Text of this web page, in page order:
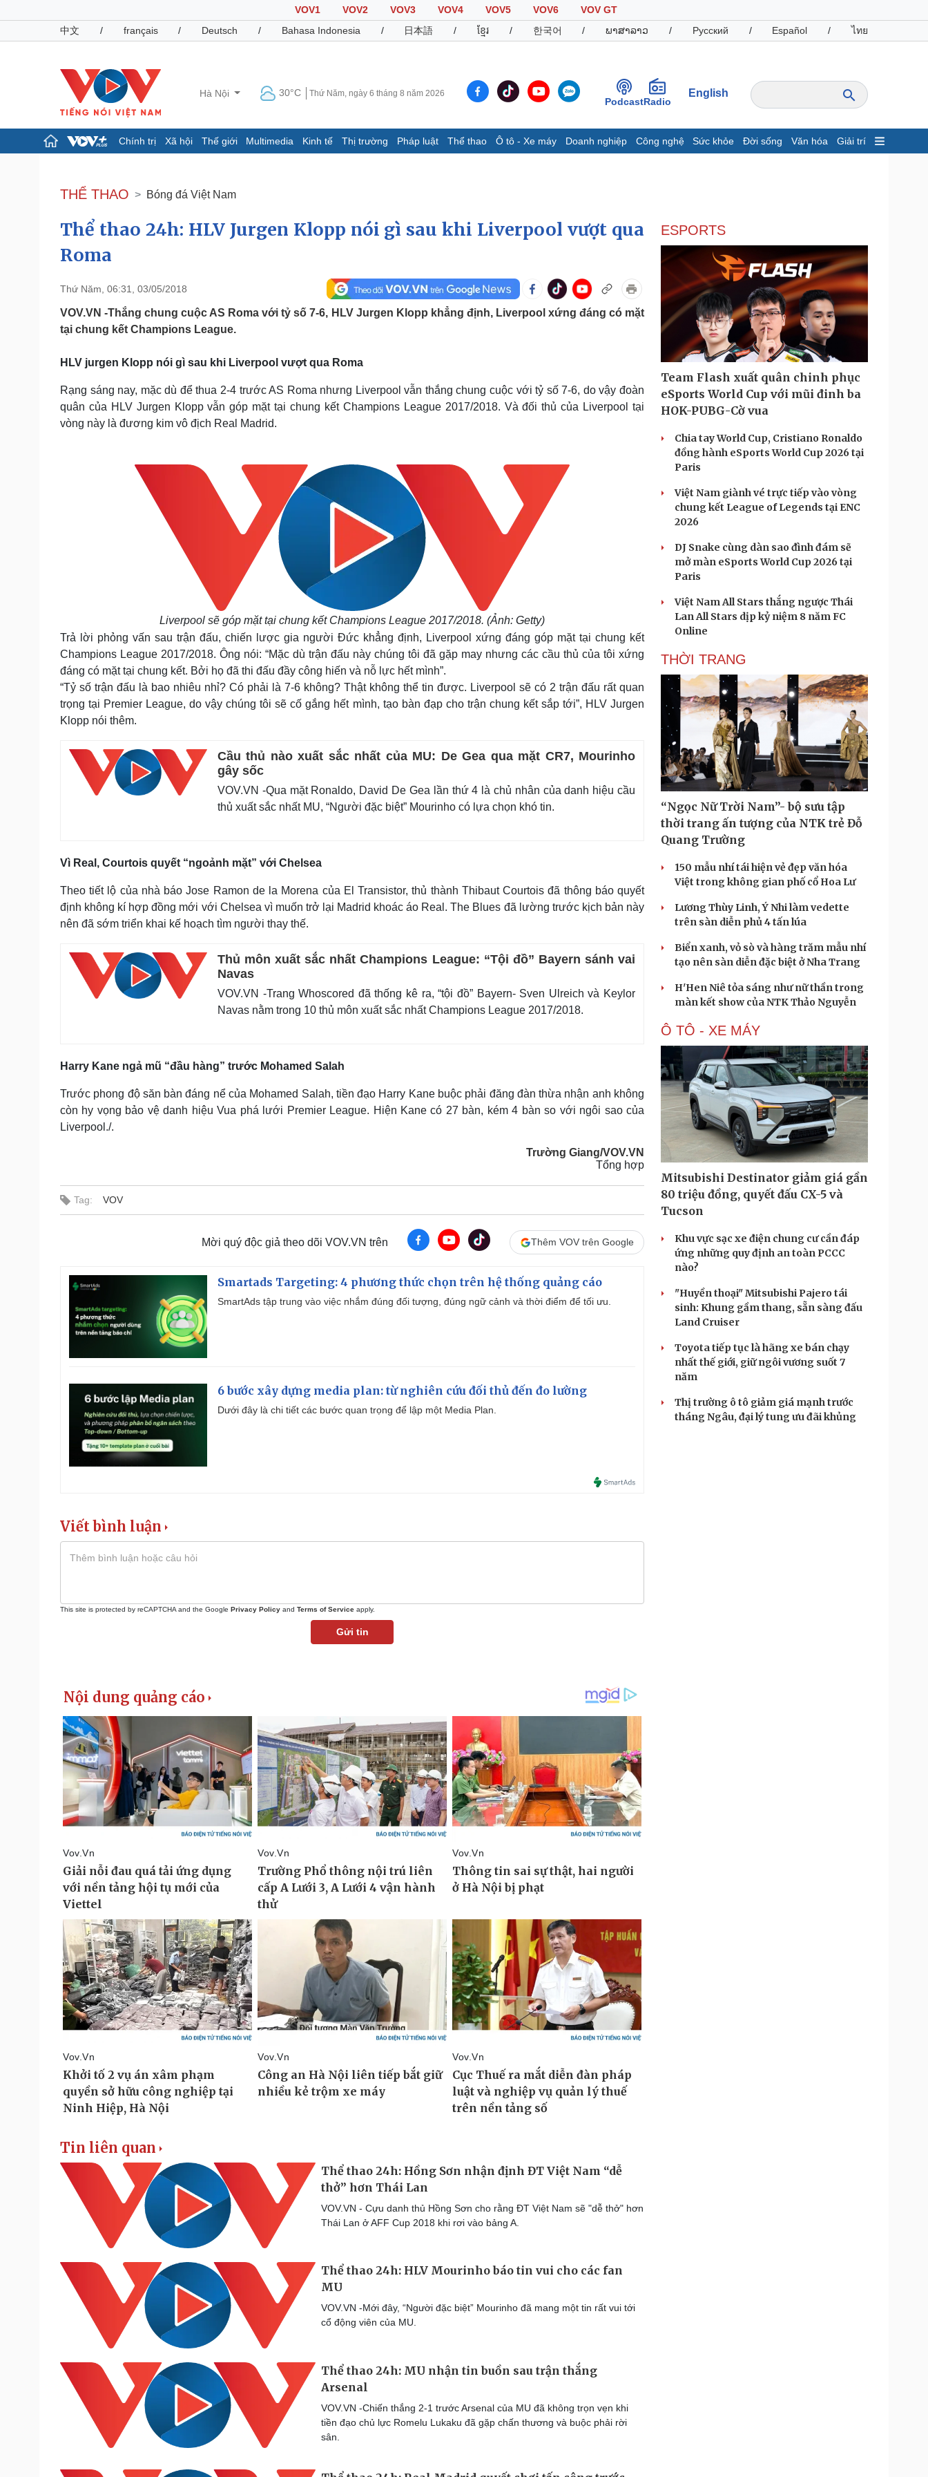
VOV1 VOV2 VOV3 VOV4 VOV5 VOV6
VOV GT
中文
/ français / Deutsch / Bahasa Indonesia / 日本語 / ខ្មែរ / 한국어 / ພາສາລາວ / Русский / Español / ไทย
Hà Nội 30°C Thứ Năm, ngày 6 tháng 8 năm 2026
PodcastRadio
English
Chính trị Xã hội Thế giới Multimedia Kinh tế Thị trường Pháp luật Thể thao Ô tô - Xe máy Doanh nghiệp Công nghệ Sức khỏe Đời sống Văn hóa Giải trí
Đảng
Tổ chức nhân sự
Quốc hội
Nhận diện sự thật
Tin 24h
Dự báo thời tiết
Dấu ấn VOV
Infographic
Giá cà phê
Pháp luật
Tin nóng
Tư vấn luật
Việt Nam
Phân tích
Thể thao
Bóng đá
Lịch thi đấu bóng đá
Hậu trường
Ô tô - Xe máy
Ô tô
Xe máy
Doanh nghiệp
Thông tin doanh nghiệp
Doanh nghiệp 24h
Doanh nhân
Công nghệ
Sành điệu
Tin Công nghệ
Trải nghiệm
Chuyển đổi số
Sức khỏe
Dinh dưỡng - món ngon
Cây thuốc
Sản phụ khoa
Làm đẹp - giảm cân
Phòng mạch online
Đời sống
Nhà đẹp
Blog
Văn hóa
Sân khấu - Điện ảnh
Giải trí
Nghệ sĩ
Du lịch
Tư vấn
Podcast
Câu chuyện thời sự
Đọc truyện đêm khuya
Cửa sổ tình yêu
Kể chuyện cho bé
Hạt giống tâm hồn
THỂ THAO Bóng đá Việt Nam
Thể thao 24h: HLV Jurgen Klopp nói gì sau khi Liverpool vượt qua
Roma
Thứ Năm, 06:31, 03/05/2018
VOV.VN -Thắng chung cuộc AS Roma với tỷ số 7-6, HLV Jurgen Klopp khẳng định, Liverpool xứng đáng có mặt
tại chung kết Champions League.
HLV jurgen Klopp nói gì sau khi Liverpool vượt qua Roma
Rạng sáng nay, mặc dù để thua 2-4 trước AS Roma nhưng Liverpool vẫn thắng chung cuộc với tỷ số 7-6, do vậy đoàn
quân của HLV Jurgen Klopp vẫn góp mặt tại chung kết Champions League 2017/2018. Và đối thủ của Liverpool tại
vòng này là đương kim vô địch Real Madrid.
Liverpool sẽ góp mặt tại chung kết Champions League 2017/2018. (Ảnh: Getty)
Trả lời phỏng vấn sau trận đấu, chiến lược gia người Đức khẳng định, Liverpool xứng đáng góp mặt tại chung kết
Champions League 2017/2018. Ông nói: “Mặc dù trận đấu này chúng tôi đã gặp may nhưng các cầu thủ của tôi xứng
đáng có mặt tại chung kết. Bởi họ đã thi đấu đầy công hiến và nỗ lực hết mình”.
“Tỷ số trận đấu là bao nhiêu nhỉ? Có phải là 7-6 không? Thật không thể tin được. Liverpool sẽ có 2 trận đấu rất quan
trọng tại Premier League, do vậy chúng tôi sẽ cố gắng hết mình, tạo bàn đạp cho trận chung kết sắp tới”, HLV Jurgen
Klopp nói thêm.
Cầu thủ nào xuất sắc nhất của MU: De Gea qua mặt CR7, Mourinho
gây sốc
VOV.VN -Qua mặt Ronaldo, David De Gea lần thứ 4 là chủ nhân của danh hiệu cầu
thủ xuất sắc nhất MU, “Người đặc biệt” Mourinho có lựa chọn khó tin.
Vì Real, Courtois quyết “ngoảnh mặt” với Chelsea
Theo tiết lộ của nhà báo Jose Ramon de la Morena của El Transistor, thủ thành Thibaut Courtois đã thông báo quyết
định không kí hợp đồng mới với Chelsea vì muốn trở lại Madrid khoác áo Real. The Blues đã lường trước kịch bản này
nên đã sớm triển khai kế hoạch tìm người thay thế.
Thủ môn xuất sắc nhất Champions League: “Tội đồ” Bayern sánh vai
Navas
VOV.VN -Trang Whoscored đã thống kê ra, “tội đồ” Bayern- Sven Ulreich và Keylor
Navas nằm trong 10 thủ môn xuất sắc nhất Champions League 2017/2018.
Harry Kane ngả mũ “đầu hàng” trước Mohamed Salah
Trước phong độ săn bàn đáng nể của Mohamed Salah, tiền đạo Harry Kane buộc phải đăng đàn thừa nhận anh không
còn hy vọng bảo vệ danh hiệu Vua phá lưới Premier League. Hiện Kane có 27 bàn, kém 4 bàn so với ngôi sao của
Liverpool./.
Trường Giang/VOV.VN
Tổng hợp
Tag: VOV
Mời quý độc giả theo dõi VOV.VN trên Thêm VOV trên Google
Smartads Targeting: 4 phương thức chọn trên hệ thống quảng cáo
SmartAds tập trung vào việc nhắm đúng đối tượng, đúng ngữ cảnh và thời điểm để tối ưu.
6 bước xây dựng media plan: từ nghiên cứu đối thủ đến đo lường
Dưới đây là chi tiết các bước quan trọng để lập một Media Plan.
Viết bình luận
This site is protected by reCAPTCHA and the Google Privacy Policy and Terms of Service apply.
Gửi tin
Tin liên quan
Thể thao 24h: Hồng Sơn nhận định ĐT Việt Nam “dễ
thở” hơn Thái Lan
VOV.VN - Cựu danh thủ Hồng Sơn cho rằng ĐT Việt Nam sẽ "dễ thở" hơn
Thái Lan ở AFF Cup 2018 khi rơi vào bảng A.
Thể thao 24h: HLV Mourinho báo tin vui cho các fan
MU
VOV.VN -Mới đây, “Người đặc biệt” Mourinho đã mang một tin rất vui tới
cổ động viên của MU.
Thể thao 24h: MU nhận tin buồn sau trận thắng
Arsenal
VOV.VN -Chiến thắng 2-1 trước Arsenal của MU đã không trọn vẹn khi
tiền đạo chủ lực Romelu Lukaku đã gặp chấn thương và buộc phải rời
sân.
ESPORTS
Team Flash xuất quân chinh phục
eSports World Cup với mũi đinh ba
HOK-PUBG-Cờ vua
Chia tay World Cup, Cristiano Ronaldo
đồng hành eSports World Cup 2026 tại
Paris
Việt Nam giành vé trực tiếp vào vòng
chung kết League of Legends tại ENC
2026
DJ Snake cùng dàn sao đình đám sẽ
mở màn eSports World Cup 2026 tại
Paris
Việt Nam All Stars thắng ngược Thái
Lan All Stars dịp kỷ niệm 8 năm FC
Online
THỜI TRANG
“Ngọc Nữ Trời Nam”- bộ sưu tập
thời trang ấn tượng của NTK trẻ Đỗ
Quang Trường
150 mẫu nhí tái hiện vẻ đẹp văn hóa
Việt trong không gian phố cổ Hoa Lư
Lương Thùy Linh, Ý Nhi làm vedette
trên sàn diễn phủ 4 tấn lúa
Biển xanh, vỏ sò và hàng trăm mẫu nhí
tạo nên sàn diễn đặc biệt ở Nha Trang
H'Hen Niê tỏa sáng như nữ thần trong
màn kết show của NTK Thảo Nguyễn
Ô TÔ - XE MÁY
Mitsubishi Destinator giảm giá gần
80 triệu đồng, quyết đấu CX-5 và
Tucson
Khu vực sạc xe điện chung cư cần đáp
ứng những quy định an toàn PCCC
nào?
"Huyền thoại" Mitsubishi Pajero tái
sinh: Khung gầm thang, sẵn sàng đấu
Land Cruiser
Toyota tiếp tục là hãng xe bán chạy
nhất thế giới, giữ ngôi vương suốt 7
năm
Thị trường ô tô giảm giá mạnh trước
tháng Ngâu, đại lý tung ưu đãi khủng